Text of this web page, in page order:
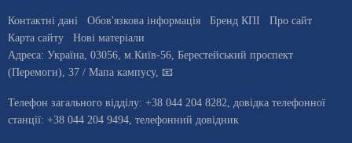
Контактні дані Обов'язкова інформація Бренд КПІ
Про сайт
Карта сайту
Нові матеріали
Адреса: Україна, 03056, м.Київ-56, Берестейський проспект
(Перемоги), 37 / Мапа кампусу, 📧
Телефон загального відділу: +38 044 204 8282, довiдка телефонної
станцiї: +38 044 204 9494, телефонний довідник